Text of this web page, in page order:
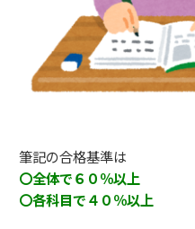
筆記の合格基準は
〇全体で６０％以上
〇各科目で４０％以上 と